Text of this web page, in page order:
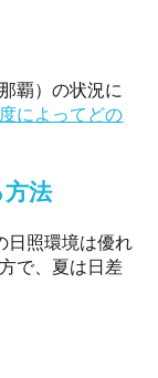
覇）の状況に
によってどの
方法
日照環境は優れ
で、夏は日差